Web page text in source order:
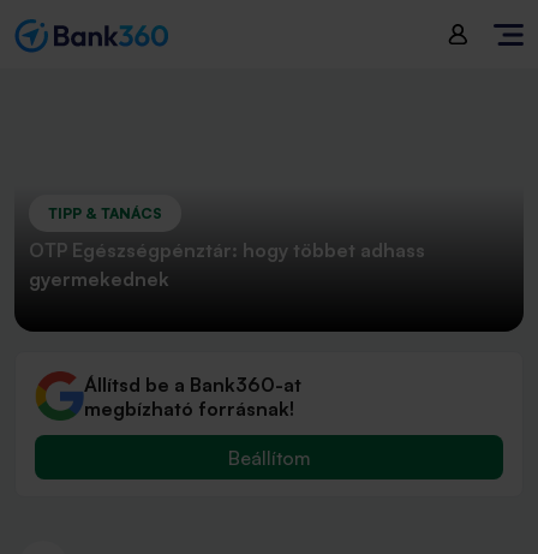
TIPP & TANÁCS
OTP Egészségpénztár: hogy többet adhass
gyermekednek
Állítsd be a Bank360-at
megbízható forrásnak!
Beállítom